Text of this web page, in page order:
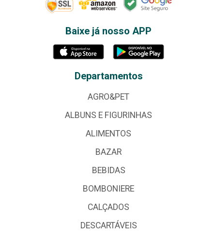
Baixe já nosso APP
Departamentos
AGRO&PET
ALBUNS E FIGURINHAS
ALIMENTOS
BAZAR
BEBIDAS
BOMBONIERE
CALÇADOS
DESCARTÁVEIS